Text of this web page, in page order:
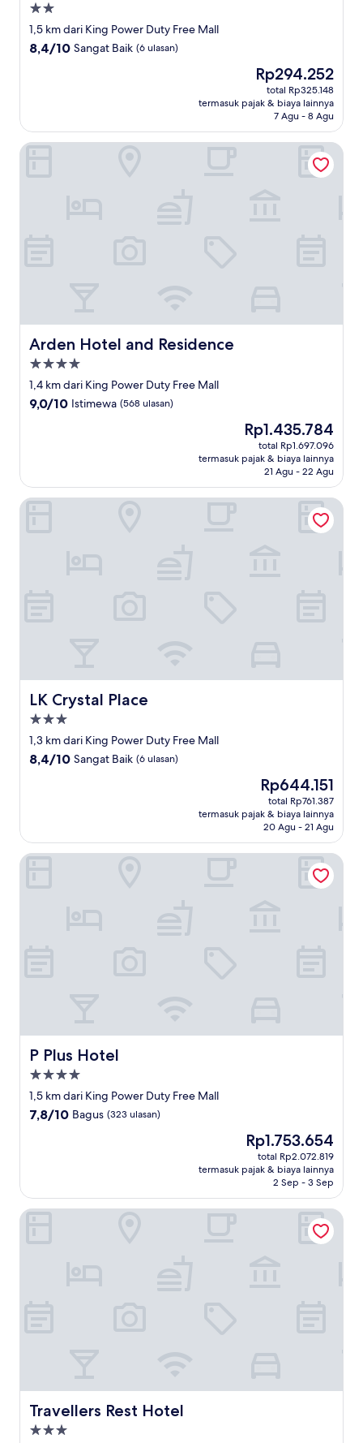
Properti
bintang
2.0
1,5 km dari King Power Duty Free Mall
8.4
ulasan)
8,4/10 Sangat Baik (6 ulasan)
Harga
sekarang
Rp294.252
Rp294.252
total Rp325.148
termasuk pajak & biaya lainnya
7 Agu - 8 Agu
Arden Hotel and Residence
Arden Hotel and Residence
Properti
bintang
4.0
1,4 km dari King Power Duty Free Mall
9.0
9,0/10 Istimewa (568 ulasan)
Harga
sekarang
Rp1.435.784
Rp1.435.784
total Rp1.697.096
termasuk pajak & biaya lainnya
21 Agu - 22 Agu
Arden Hotel and Residence
LK Crystal Place
LK Crystal Place
Properti
bintang
3.0
1,3 km dari King Power Duty Free Mall
8.4
ulasan)
8,4/10 Sangat Baik (6 ulasan)
Harga
sekarang
Rp644.151
Rp644.151
total Rp761.387
termasuk pajak & biaya lainnya
20 Agu - 21 Agu
LK Crystal Place
P Plus Hotel
P Plus Hotel
Properti
bintang
4.0
1,5 km dari King Power Duty Free Mall
7.8
7,8/10 Bagus (323 ulasan)
Harga
sekarang
Rp1.753.654
Rp1.753.654
total Rp2.072.819
termasuk pajak & biaya lainnya
2 Sep - 3 Sep
P Plus Hotel
Travellers Rest Hotel
Travellers Rest Hotel
Properti
Travellers Rest Hotel